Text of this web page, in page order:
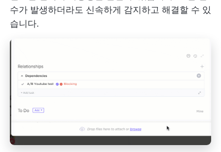
수가 발생하더라도 신속하게 감지하고 해결할 수 있
습니다.